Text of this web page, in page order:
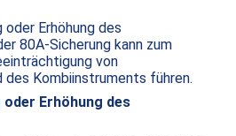
Erhöhung des